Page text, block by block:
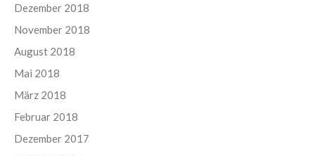
Dezember 2018
November 2018
August 2018
Mai 2018
März 2018
Februar 2018
Dezember 2017